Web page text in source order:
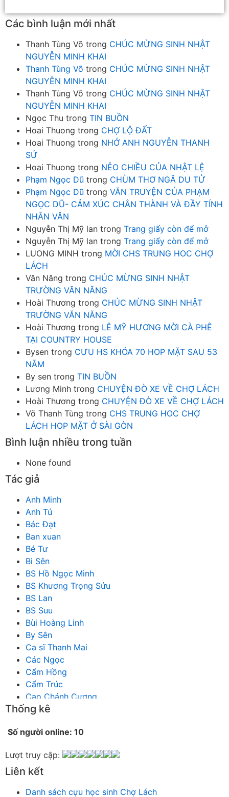
Các bình luận mới nhất
Thanh Tùng Võ trong CHÚC MỪNG SINH NHẬT
NGUYỄN MINH KHAI
Thanh Tùng Võ trong CHÚC MỪNG SINH NHẬT
NGUYỄN MINH KHAI
Thanh Tùng Võ trong CHÚC MỪNG SINH NHẬT
NGUYỄN MINH KHAI
Ngọc Thu trong TIN BUỒN
Hoai Thuong trong CHỢ LỘ ĐẤT
Hoai Thuong trong NHỚ ANH NGUYỄN THANH
SỬ
Hoai Thuong trong NẺO CHIỀU CỦA NHẬT LỆ
Phạm Ngọc Dũ trong CHÙM THƠ NGÃ DU TỬ
Phạm Ngọc Dũ trong VĂN TRUYỆN CỦA PHẠM
NGỌC DŨ- CẢM XÚC CHÂN THÀNH VÀ ĐẦY TÍNH
NHÂN VĂN
Nguyễn Thị Mỹ lan trong Trang giấy còn để mở
Nguyễn Thị Mỹ lan trong Trang giấy còn để mở
LUONG MINH trong MỜI CHS TRUNG HOC CHỢ
LÁCH
Văn Năng trong CHÚC MỪNG SINH NHẬT
TRƯỜNG VĂN NĂNG
Hoài Thương trong CHÚC MỪNG SINH NHẬT
TRƯỜNG VĂN NĂNG
Hoài Thương trong LÊ MỸ HƯƠNG MỜI CÀ PHÊ
TẠI COUNTRY HOUSE
Bysen trong CƯU HS KHÓA 70 HOP MẶT SAU 53
NĂM
By sen trong TIN BUỒN
Lương Minh trong CHUYỆN ĐÒ XE VỀ CHỢ LÁCH
Hoài Thương trong CHUYỆN ĐÒ XE VỀ CHỢ LÁCH
Võ Thanh Tùng trong CHS TRUNG HOC CHỢ
LÁCH HOP MẶT Ở SÀI GÒN
Bình luận nhiều trong tuần
None found
Tác giả
Anh Minh
Anh Tú
Bác Đạt
Ban xuan
Bé Tư
Bi Sên
BS Hồ Ngọc Minh
BS Khương Trọng Sửu
BS Lan
BS Suu
Bùi Hoàng Linh
By Sên
Ca sĩ Thanh Mai
Các Ngọc
Cẩm Hồng
Cẩm Trúc
Cao Chánh Cương
Cao Nhật Quyên
Chích Chị
Chu Trầm Nguyên Minh
Cò Bằng
Công Bình
Thống kê
Số người online: 10
Lượt truy cập:
Liên kết
Danh sách cựu học sinh Chợ Lách